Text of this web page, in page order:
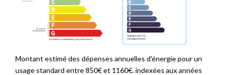
Montant estimé des dépenses annuelles d'énergie pour un
usage standard entre 850€ et 1160€. indexées aux années